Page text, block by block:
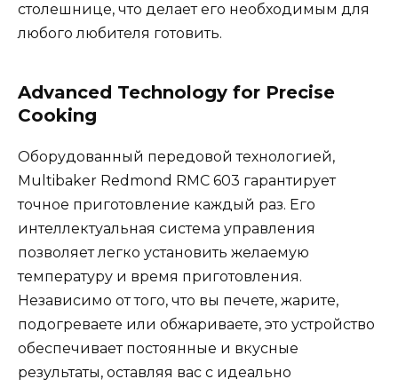
столешнице, что делает его необходимым для
любого любителя готовить.
Advanced Technology for Precise
Cooking
Оборудованный передовой технологией,
Multibaker Redmond RMC 603 гарантирует
точное приготовление каждый раз. Его
интеллектуальная система управления
позволяет легко установить желаемую
температуру и время приготовления.
Независимо от того, что вы печете, жарите,
подогреваете или обжариваете, это устройство
обеспечивает постоянные и вкусные
результаты, оставляя вас с идеально